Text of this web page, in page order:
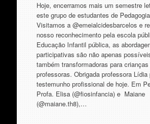
Hoje, encerramos mais um semestre
este grupo de estudantes de
Visitamos a @emeialcidesbarcelos e
nosso reconhecimento pela escola
Educação Infantil pública, as
participativas são não apenas
também transformadoras para crianças
professoras. Obrigada professora Lídia
testemunho profissional de hoje. Em
Profa. Elisa (@fiosinfancia) e Maiane
(@maiane.th8),…